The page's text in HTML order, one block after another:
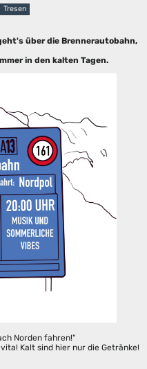
Tresen
über die Brennerautobahn,
in den kalten Tagen.
Norden fahren!"
Kalt sind hier nur die Getränke!